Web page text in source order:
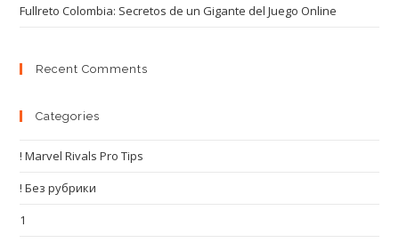
Fullreto Colombia: Secretos de un Gigante del Juego Online
Recent Comments
Categories
! Marvel Rivals Pro Tips
! Без рубрики
1